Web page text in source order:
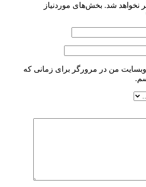
نخواهد شد. بخش‌های موردنیاز
وبسایت من در مرورگر برای زمانی که